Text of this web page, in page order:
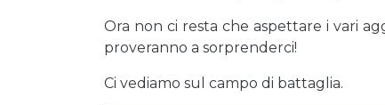
Ora non ci resta che aspettare i vari
proveranno a sorprenderci!
Ci vediamo sul campo di battaglia.